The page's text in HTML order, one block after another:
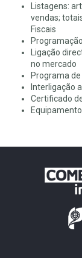
Listagens:
vendas;
Fiscais
Ligação
no mercado
Programa
Interligação
Certificado